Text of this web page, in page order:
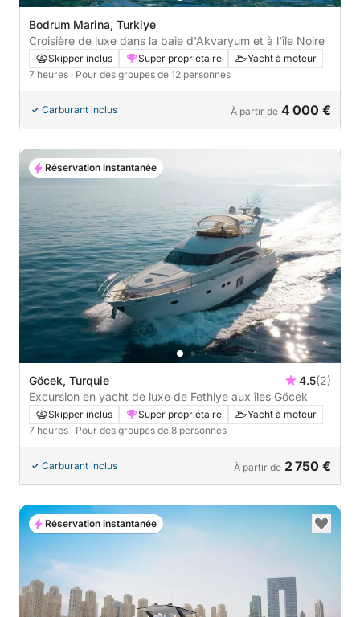
Bodrum Marina, Turkiye
Croisière de luxe dans la baie d'Akvaryum et à l'île Noire
Skipper inclus Super propriétaire
Yacht à moteur
7 heures · Pour des groupes de 12 personnes
Carburant inclus À partir de 4 000 €
Göcek, Turquie 4.5(2)
Excursion en yacht de luxe de Fethiye aux îles Göcek
Skipper inclus Super propriétaire
Yacht à moteur
7 heures · Pour des groupes de 8 personnes
Carburant inclus À partir de 2 750 €
Réservation instantanée
Réservation instantanée